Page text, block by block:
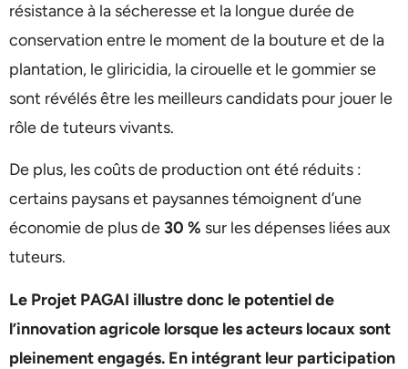
résistance à la sécheresse et la longue durée de
conservation entre le moment de la bouture et de la
plantation, le gliricidia, la cirouelle et le gommier se
sont révélés être les meilleurs candidats pour jouer le
rôle de tuteurs vivants.
De plus, les coûts de production ont été réduits :
certains paysans et paysannes témoignent d’une
économie de plus de30 % sur les dépenses liées aux
tuteurs.
Le Projet PAGAI illustre donc le potentiel de
l’innovation agricole lorsque les acteurs locaux sont
pleinement engagés. En intégrant leur participation